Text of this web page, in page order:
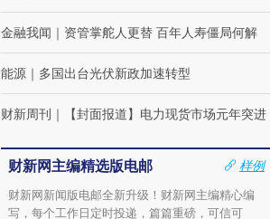
金融我闻 ｜ 资管掌舵人更替 百年人寿僵局何解
能源 ｜ 多国出台光伏新政加速转型
财新周刊 ｜ 【封面报道】电力现货市场元年突进
财新网主编精选版电邮
样例
财新网新闻版电邮全新升级！财新网主编精心编
写，每个工作日定时投递，篇篇重磅，可信可